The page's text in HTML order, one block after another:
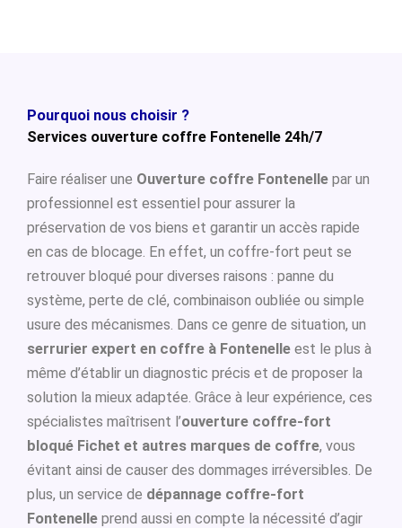
Pourquoi nous choisir ?
Services ouverture coffre Fontenelle 24h/7
Faire réaliser une Ouverture coffre Fontenelle par un
professionnel est essentiel pour assurer la
préservation de vos biens et garantir un accès rapide
en cas de blocage. En effet, un coffre-fort peut se
retrouver bloqué pour diverses raisons : panne du
système, perte de clé, combinaison oubliée ou simple
usure des mécanismes. Dans ce genre de situation, un
serrurier expert en coffre à Fontenelle est le plus à
même d’établir un diagnostic précis et de proposer la
solution la mieux adaptée. Grâce à leur expérience, ces
spécialistes maîtrisent l’ouverture coffre-fort
bloqué Fichet et autres marques de coffre, vous
évitant ainsi de causer des dommages irréversibles. De
plus, un service de dépannage coffre-fort
Fontenelle prend aussi en compte la nécessité d’agir